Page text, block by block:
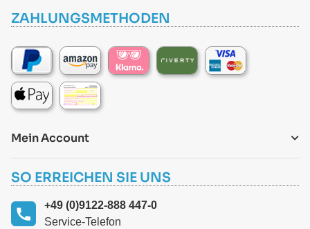
ZAHLUNGSMETHODEN
Mein Account
SO ERREICHEN SIE UNS
+49 (0)9122-888 447-0
Service-Telefon